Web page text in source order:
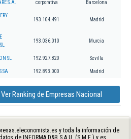
S.A. corporativa Barcelona
193.104.491 Madrid
193.036.010 Murcia
SL 192.927.820 Sevilla
SA 192.893.000 Madrid
Ver Ranking de Empresas Nacional
y toda la información de
de INFORMA D&B S.A.U. (S.M.E.) y es